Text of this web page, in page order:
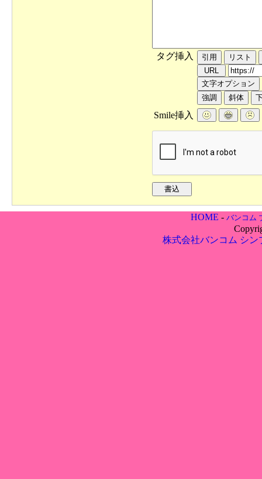
タグ挿入
Smile挿入
HOME - バンコム
株式会社バンコム シン